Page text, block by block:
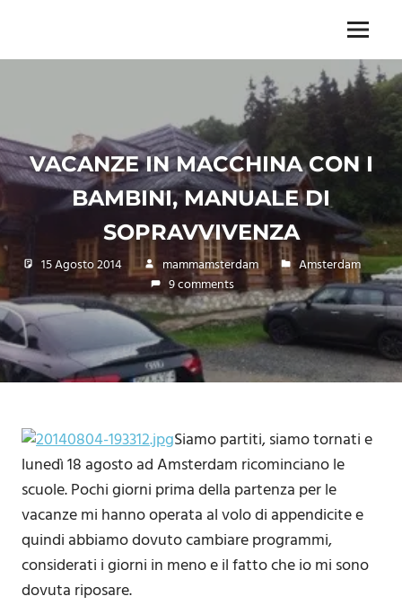
content
imprescindibile,
da
oggi
anche
monodose
e
confezione
migliorata
Menu
VACANZE IN MACCHINA CON I
BAMBINI, MANUALE DI
SOPRAVVIVENZA
15 Agosto 2014 mammamsterdam
Amsterdam
9 comments
Siamo partiti, siamo tornati e
lunedì 18 agosto ad Amsterdam ricominciano le
scuole. Pochi giorni prima della partenza per le
vacanze mi hanno operata al volo di appendicite e
quindi abbiamo dovuto cambiare programmi,
considerati i giorni in meno e il fatto che io mi sono
dovuta riposare.